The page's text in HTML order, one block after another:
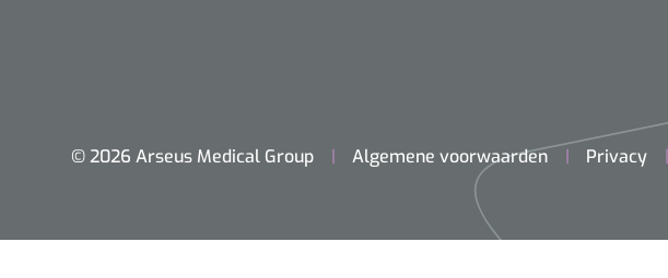
© 2026 Arseus Medical Group Algemene voorwaarden Privacy